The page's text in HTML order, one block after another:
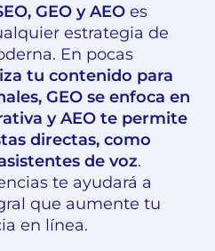
GEO y AEO es
estrategia de
En pocas
tu contenido para
GEO se enfoca en
y AEO te permite
directas, como
de voz.
te ayudará a
que aumente tu
en línea.